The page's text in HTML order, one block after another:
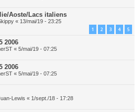
Aoste/Lacs italiens
« 13/mai/19 - 23:25
1 2 3 4 5
2006
« 5/mai/19 - 07:25
2006
« 5/mai/19 - 07:25
Lewis « 1/sept./18 - 17:28